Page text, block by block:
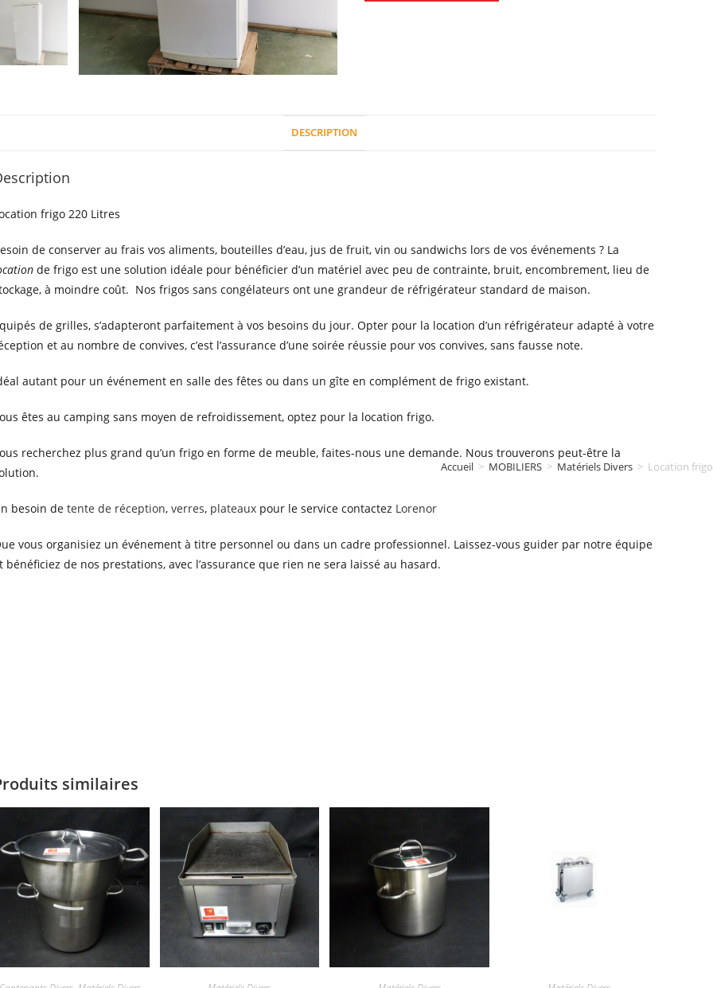
DESCRIPTION
frigo 220 Litres
de conserver au frais vos aliments, bouteilles d’eau, jus de fruit, vin ou sandwichs lors de vos événements ? La
de frigo est une solution idéale pour bénéficier d’un matériel avec peu de contrainte, bruit, encombrement, lieu de
à moindre coût. Nos frigos sans congélateurs ont une grandeur de réfrigérateur standard de maison.
de grilles, s’adapteront parfaitement à vos besoins du jour. Opter pour la location d’un réfrigérateur adapté à votre
et au nombre de convives, c’est l’assurance d’une soirée réussie pour vos convives, sans fausse note.
autant pour un événement en salle des fêtes ou dans un gîte en complément de frigo existant.
êtes au camping sans moyen de refroidissement, optez pour la location frigo.
recherchez plus grand qu’un frigo en forme de meuble, faites-nous une demande. Nous trouverons peut-être la
besoin de tente de réception, verres, plateaux pour le service contactez Lorenor
vous organisiez un événement à titre personnel ou dans un cadre professionnel. Laissez-vous guider par notre équipe
bénéficiez de nos prestations, avec l’assurance que rien ne sera laissé au hasard.
similaires
Accueil > MOBILIERS > Matériels Divers > Location frigo